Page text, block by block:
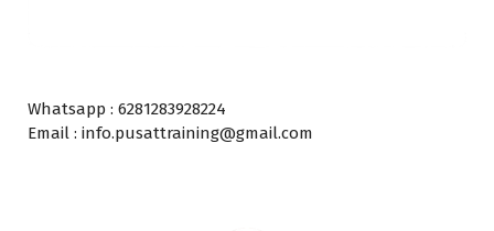
Whatsapp : 6281283928224
Email : info.pusattraining@gmail.com